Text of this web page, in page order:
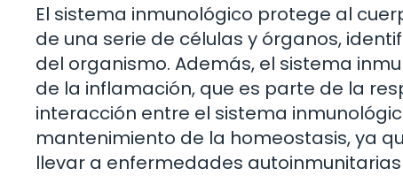
El sistema inmunológico protege al
de una serie de células y órganos,
del organismo. Además, el sistema
de la inflamación, que es parte de la
interacción entre el sistema
mantenimiento de la homeostasis, ya
llevar a enfermedades